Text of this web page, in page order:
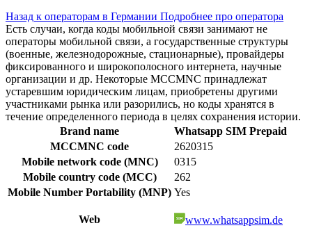
Назад к операторам в Германии Подробнее про оператора
Есть случаи, когда коды мобильной связи занимают не
операторы мобильной связи, а государственные структуры
(военные, железнодорожные, стационарные), провайдеры
фиксированного и широкополосного интернета, научные
организации и др. Некоторые MCCMNC принадлежат
устаревшим юридическим лицам, приобретены другими
участниками рынка или разорились, но коды хранятся в
течение определенного периода в целях сохранения истории.
Brand name
Whatsapp SIM Prepaid
MCCMNC code
2620315
Mobile network code (MNC)
0315
Mobile country code (MCC)
262
Mobile Number Portability (MNP) Yes
Web www.whatsappsim.de